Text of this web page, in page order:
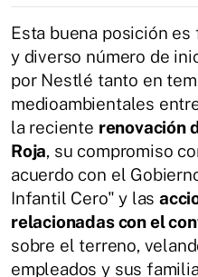
Esta buena posición
y diverso número de
por Nestlé tanto en
medioambientales
la reciente renovación
Roja, su compromiso
acuerdo con el
Infantil Cero" y las
relacionadas con el
sobre el terreno,
empleados y sus